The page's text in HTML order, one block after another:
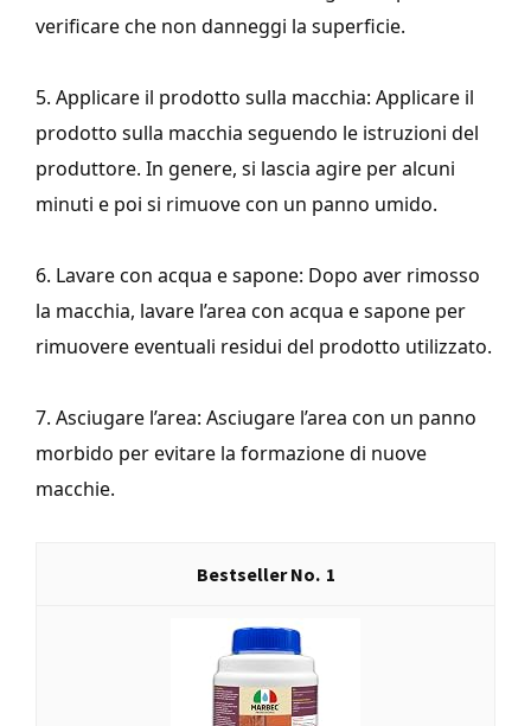
verificare che non danneggi la superficie.
5. Applicare il prodotto sulla macchia: Applicare il
prodotto sulla macchia seguendo le istruzioni del
produttore. In genere, si lascia agire per alcuni
minuti e poi si rimuove con un panno umido.
6. Lavare con acqua e sapone: Dopo aver rimosso
la macchia, lavare l’area con acqua e sapone per
rimuovere eventuali residui del prodotto utilizzato.
7. Asciugare l’area: Asciugare l’area con un panno
morbido per evitare la formazione di nuove
macchie.
1